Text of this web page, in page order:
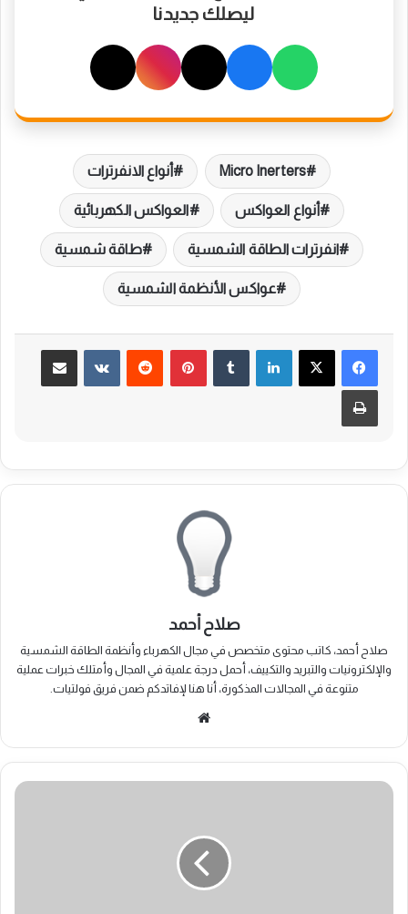
ليصلك جديدنا
Micro Inerters أنواع الانفرترات
أنواع العواكس العواكس الكهربائية
انفرترات الطاقة الشمسية طاقة شمسية
عواكس الأنظمة الشمسية
لينكدإن بينتيريست مشاركة عبر البريد
طباعة
صلاح أحمد
صلاح أحمد، كاتب محتوى متخصص في مجال الكهرباء وأنظمة الطاقة الشمسية
والإلكترونيات والتبريد والتكييف، أحمل درجة علمية في المجال وأمتلك خبرات عملية
متنوعة في المجالات المذكورة، أنا هنا لإفاتدكم ضمن فريق فولتيات.
هل